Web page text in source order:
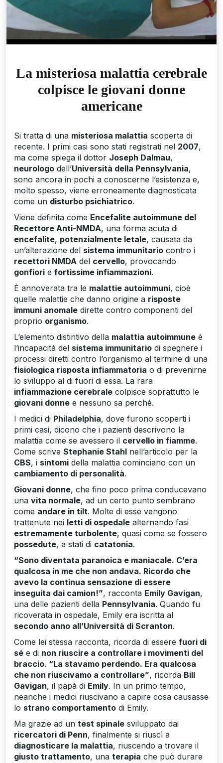
La misteriosa malattia cerebrale
colpisce le giovani donne
americane
Si tratta di una misteriosa malattia scoperta di
recente. I primi casi sono stati registrati nel 2007,
ma come spiega il dottor Joseph Dalmau,
neurologo dell’Università della Pennsylvania,
sono ancora in pochi a conoscerne l’esistenza e,
molto spesso, viene erroneamente diagnosticata
come un disturbo psichiatrico.
Viene definita come Encefalite autoimmune del
Recettore Anti-NMDA, una forma acuta di
encefalite, potenzialmente letale, causata da
un’alterazione del sistema immunitario contro i
recettori NMDA del cervello, provocando
gonfiori e fortissime infiammazioni.
È annoverata tra le malattie autoimmuni, cioè
quelle malattie che danno origine a risposte
immuni anomale dirette contro componenti del
proprio organismo.
L’elemento distintivo della malattia autoimmune è
l’incapacità del sistema immunitario di spegnere i
processi diretti contro l’organismo al termine di una
fisiologica risposta infiammatoria o di prevenirne
lo sviluppo al di fuori di essa. La rara
infiammazione cerebrale colpisce soprattutto le
giovani donne e nessuno sa perché.
I medici di Philadelphia, dove furono scoperti i
primi casi, dicono che i pazienti descrivono la
malattia come se avessero il cervello in fiamme.
Come scrive Stephanie Stahl nell’articolo per la
CBS, i sintomi della malattia cominciano con un
cambiamento di personalità.
Giovani donne, che fino poco prima conducevano
una vita normale, ad un certo punto sembrano
come andare in tilt. Molte di esse vengono
trattenute nei letti di ospedale alternando fasi
estremamente turbolente, quasi come se fossero
possedute, a stati di catatonia.
“Sono diventata paranoica e maniacale. C’era
qualcosa in me che non andava. Ricordo che
avevo la continua sensazione di essere
inseguita dai camion!”, racconta Emily Gavigan,
una delle pazienti della Pennsylvania. Quando fu
ricoverata in ospedale, Emily era iscritta al
secondo anno all’Università di Scranton.
Come lei stessa racconta, ricorda di essere fuori di
sé e di non riuscire a controllare i movimenti del
braccio. “La stavamo perdendo. Era qualcosa
che non riuscivamo a controllare”, ricorda Bill
Gavigan, il papà di Emily. In un primo tempo,
neanche i medici riuscivano a capire cosa causasse
lo strano comportamento di Emily.
Ma grazie ad un test spinale sviluppato dai
ricercatori di Penn, finalmente si riuscì a
diagnosticare la malattia, riuscendo a trovare il
giusto trattamento, una terapia che può durare